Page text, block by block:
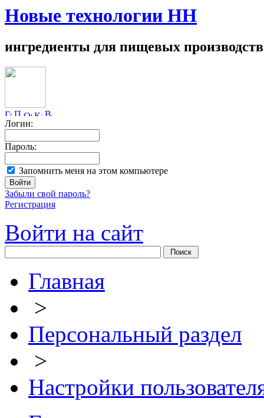
Новые технологии НН
ингредиенты для пищевых производств
Логин:
Пароль:
Запомнить меня на этом компьютере
Забыли свой пароль?
Регистрация
Войти на сайт
Главная
>
Персональный раздел
>
Настройки